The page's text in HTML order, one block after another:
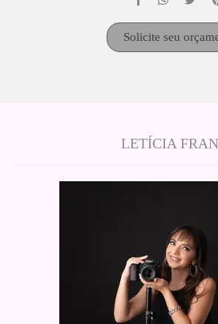
Solicite seu
LETÍCIA